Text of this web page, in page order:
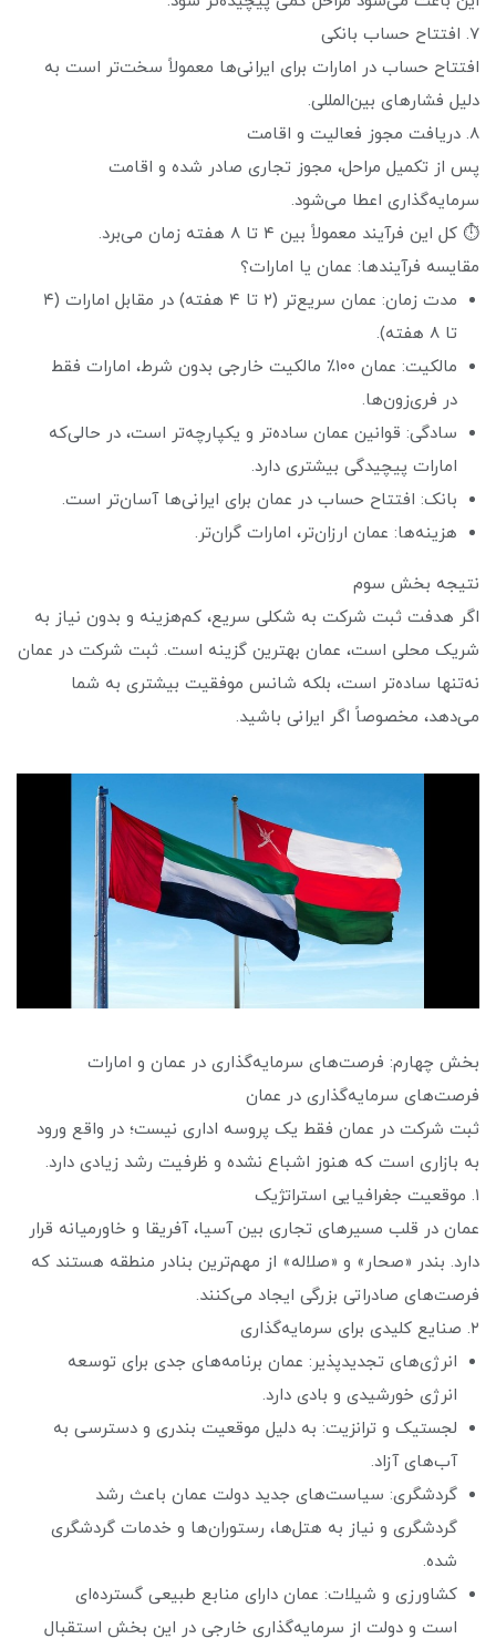
۷. افتتاح حساب بانکی
افتتاح حساب در امارات برای ایرانی‌ها معمولاً سخت‌تر است به
دلیل فشارهای بین‌المللی.
۸. دریافت مجوز فعالیت و اقامت
پس از تکمیل مراحل، مجوز تجاری صادر شده و اقامت
سرمایه‌گذاری اعطا می‌شود.
⏱ کل این فرآیند معمولاً بین ۴ تا ۸ هفته زمان می‌برد.
مقایسه فرآیندها: عمان یا امارات؟
مدت زمان: عمان سریع‌تر (۲ تا ۴ هفته) در مقابل امارات (۴
تا ۸ هفته).
مالکیت: عمان ۱۰۰٪ مالکیت خارجی بدون شرط، امارات فقط
در فری‌زون‌ها.
سادگی: قوانین عمان ساده‌تر و یکپارچه‌تر است، در حالی‌که
امارات پیچیدگی بیشتری دارد.
بانک: افتتاح حساب در عمان برای ایرانی‌ها آسان‌تر است.
هزینه‌ها: عمان ارزان‌تر، امارات گران‌تر.
نتیجه بخش سوم
اگر هدفت ثبت شرکت به شکلی سریع، کم‌هزینه و بدون نیاز به
شریک محلی است، عمان بهترین گزینه است. ثبت شرکت در عمان
نه‌تنها ساده‌تر است، بلکه شانس موفقیت بیشتری به شما
می‌دهد، مخصوصاً اگر ایرانی باشید.
بخش چهارم: فرصت‌های سرمایه‌گذاری در عمان و امارات
فرصت‌های سرمایه‌گذاری در عمان
ثبت شرکت در عمان فقط یک پروسه اداری نیست؛ در واقع ورود
به بازاری است که هنوز اشباع نشده و ظرفیت رشد زیادی دارد.
۱. موقعیت جغرافیایی استراتژیک
عمان در قلب مسیرهای تجاری بین آسیا، آفریقا و خاورمیانه قرار
دارد. بندر «صحار» و «صلاله» از مهم‌ترین بنادر منطقه هستند که
فرصت‌های صادراتی بزرگی ایجاد می‌کنند.
۲. صنایع کلیدی برای سرمایه‌گذاری
انرژی‌های تجدیدپذیر: عمان برنامه‌های جدی برای توسعه
انرژی خورشیدی و بادی دارد.
لجستیک و ترانزیت: به دلیل موقعیت بندری و دسترسی به
آب‌های آزاد.
گردشگری: سیاست‌های جدید دولت عمان باعث رشد
گردشگری و نیاز به هتل‌ها، رستوران‌ها و خدمات گردشگری
شده.
کشاورزی و شیلات: عمان دارای منابع طبیعی گسترده‌ای
است و دولت از سرمایه‌گذاری خارجی در این بخش استقبال